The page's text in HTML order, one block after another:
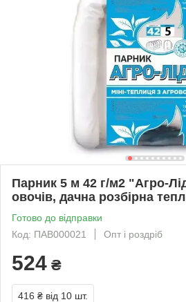
Парник 5 м 42 г/м2 "Агро-
овочів, дачна розбірна
Готово до відправки
Код: ПАВ000021
Опт і роздріб
524 ₴
416 ₴ від 10 шт.